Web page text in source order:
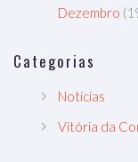
Dezembro
Categorias
Notícias
Vitória da